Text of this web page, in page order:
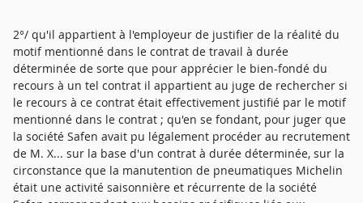
2°/ qu'il appartient à l'employeur de justifier de la réalité du
motif mentionné dans le contrat de travail à durée
déterminée de sorte que pour apprécier le bien-fondé du
recours à un tel contrat il appartient au juge de rechercher si
le recours à ce contrat était effectivement justifié par le motif
mentionné dans le contrat ; qu'en se fondant, pour juger que
la société Safen avait pu légalement procéder au recrutement
de M. X... sur la base d'un contrat à durée déterminée, sur la
circonstance que la manutention de pneumatiques Michelin
était une activité saisonnière et récurrente de la société